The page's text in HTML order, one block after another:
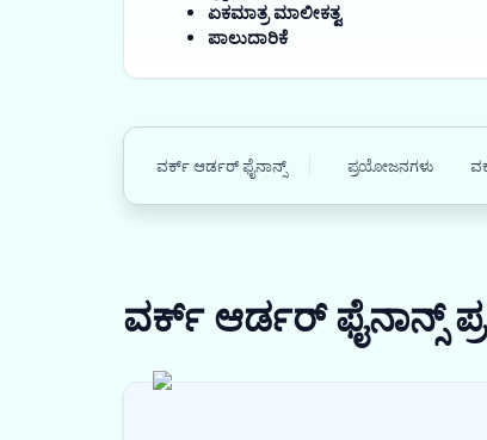
ಏಕಮಾತ್ರ ಮಾಲೀಕತ್ವ
ಪಾಲುದಾರಿಕೆ
ವರ್ಕ್ ಆರ್ಡರ್ ಫೈನಾನ್ಸ್ ಪ್ರಯೋಜನಗಳು
ವರ್ಕ್ ಆರ್ಡರ್ ಫೈನಾನ್ಸ್